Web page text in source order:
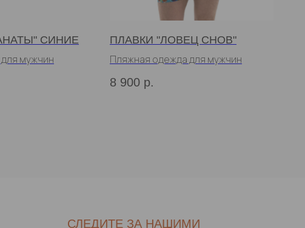
СИНИЕ
мужчин
ПЛАВКИ "ЛОВЕЦ СНОВ"
Пляжная одежда для мужчин
8 900 р.
СЛЕДИТЕ ЗА НАШИМИ